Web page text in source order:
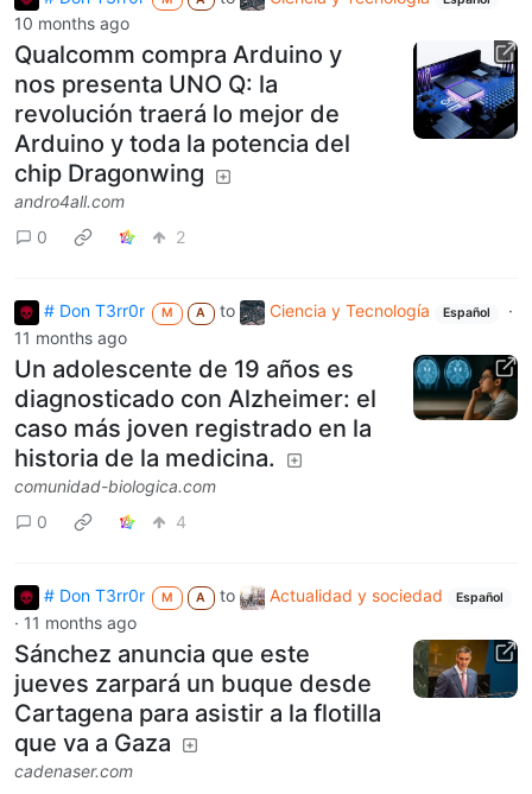
10 months ago
Qualcomm compra Arduino y
nos presenta UNO Q: la
revolución traerá lo mejor de
Arduino y toda la potencia del
chip Dragonwing
andro4all.com
0
2
# Don T3rr0r M A to Ciencia y Tecnología Español
·
11 months ago
Un adolescente de 19 años es
diagnosticado con Alzheimer: el
caso más joven registrado en la
historia de la medicina.
comunidad-biologica.com
0
4
# Don T3rr0r M A to Actualidad y sociedad Español
· 11 months ago
Sánchez anuncia que este
jueves zarpará un buque desde
Cartagena para asistir a la flotilla
que va a Gaza
cadenaser.com